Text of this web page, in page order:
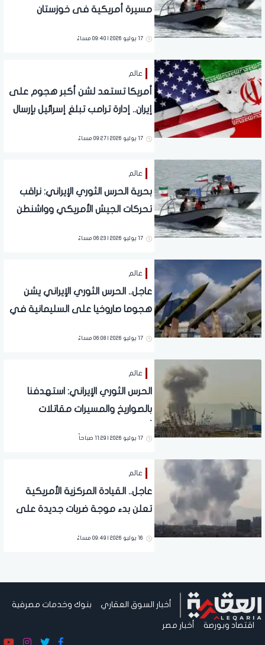
مسيرة أمريكية فى خوزستان
17 يوليو 2026 | 09:40 مساءً
عالم
أمريكا تستعد لشن أكبر هجوم على
إيران.. إدارة ترامب تبلغ إسرائيل بإرسال
17 يوليو 2026 | 09:27 مساءً
عالم
بحرية الحرس الثوري الإيراني: نراقب
تحركات الجيش الأمريكي وواشنطن
17 يوليو 2026 | 06:23 مساءً
عالم
عاجل.. الحرس الثوري الإيراني يشن
هجوما صاروخيا على السليمانية في
17 يوليو 2026 | 06:08 مساءً
عالم
الحرس الثوري الإيراني: استهدفنا
بالصواريخ والمسيرات مقاتلات
17 يوليو 2026 | 11:29 صباحاً
عالم
عاجل.. القيادة المركزية الأمريكية
تعلن بدء موجة ضربات جديدة على
16 يوليو 2026 | 09:49 مساءً
أخبار السوق العقاري بنوك وخدمات مصرفية
اقتصاد وبورصة أخبار مصر